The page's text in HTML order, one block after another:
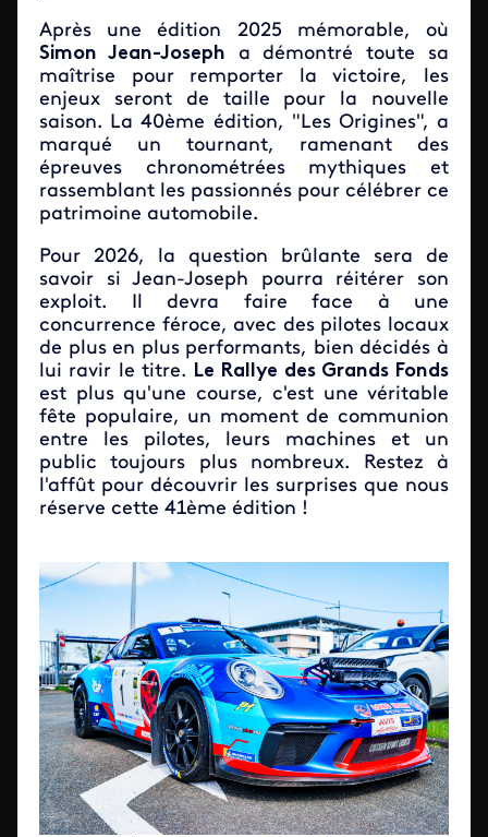
Après une édition 2025 mémorable, où
Simon Jean-Joseph a démontré toute sa
maîtrise pour remporter la victoire, les
enjeux seront de taille pour la nouvelle
saison. La 40ème édition, "Les Origines", a
marqué un tournant, ramenant des
épreuves chronométrées mythiques et
rassemblant les passionnés pour célébrer ce
patrimoine automobile.
Pour 2026, la question brûlante sera de
savoir si Jean-Joseph pourra réitérer son
exploit. Il devra faire face à une
concurrence féroce, avec des pilotes locaux
de plus en plus performants, bien décidés à
lui ravir le titre. Le Rallye des Grands Fonds
est plus qu'une course, c'est une véritable
fête populaire, un moment de communion
entre les pilotes, leurs machines et un
public toujours plus nombreux. Restez à
l'affût pour découvrir les surprises que nous
réserve cette 41ème édition !